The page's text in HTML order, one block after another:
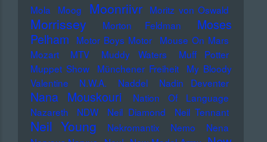
Mola
Moog Moonriivr Moritz von Oswald
Morrissey Morton Feldman
Moses
Pelham
Motor Boys Motor
Mouse On Mars
Mozart
MTV Muddy Waters
Muff Potter
Muppet Show
Münchener Freiheit
My Bloody
Valentine
N.W.A. Naddel Nadin Deventer
Nana Mouskouri
Nation Of Language
Nazareth
NDW Neil Diamond Neil Tennant
Neil Young Nekromantix Nemo
Nena